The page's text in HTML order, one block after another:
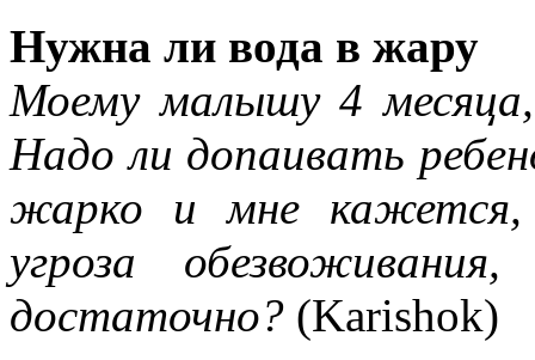
Нужна ли вода в жару
Моему малышу 4
Надо ли допаивать
жарко и мне кажется,
угроза
достаточно? (Karishok)